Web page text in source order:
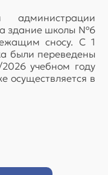
администрации
здание школы №6
сносу. С 1
были переведены
учебном году
осуществляется в